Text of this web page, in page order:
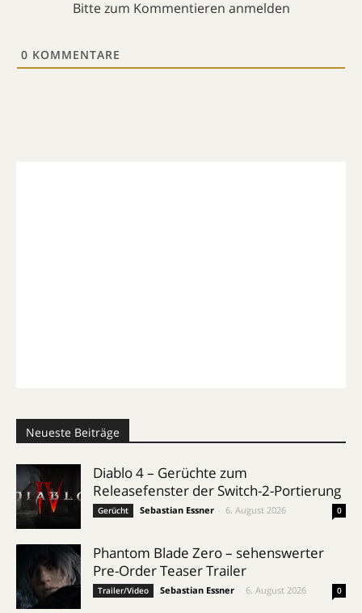
Bitte zum Kommentieren anmelden
0 KOMMENTARE
Neueste Beiträge
Diablo 4 – Gerüchte zum
Releasefenster der Switch-2-Portierung
Gerücht Sebastian Essner 6. August 2026 0
Phantom Blade Zero – sehenswerter
Pre-Order Teaser Trailer
Trailer/Video Sebastian Essner 6. August 2026 0